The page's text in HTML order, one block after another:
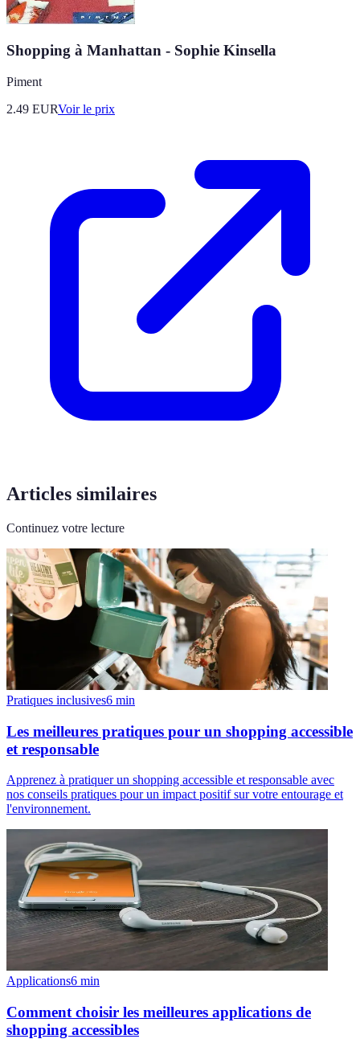
Shopping à Manhattan - Sophie Kinsella
Piment
2.49 EURVoir le prix
Articles similaires
Continuez votre lecture
Pratiques inclusives6 min
Les meilleures pratiques pour un shopping accessible
et responsable
Apprenez à pratiquer un shopping accessible et responsable avec
nos conseils pratiques pour un impact positif sur votre entourage et
l'environnement.
Applications6 min
Comment choisir les meilleures applications de
shopping accessibles